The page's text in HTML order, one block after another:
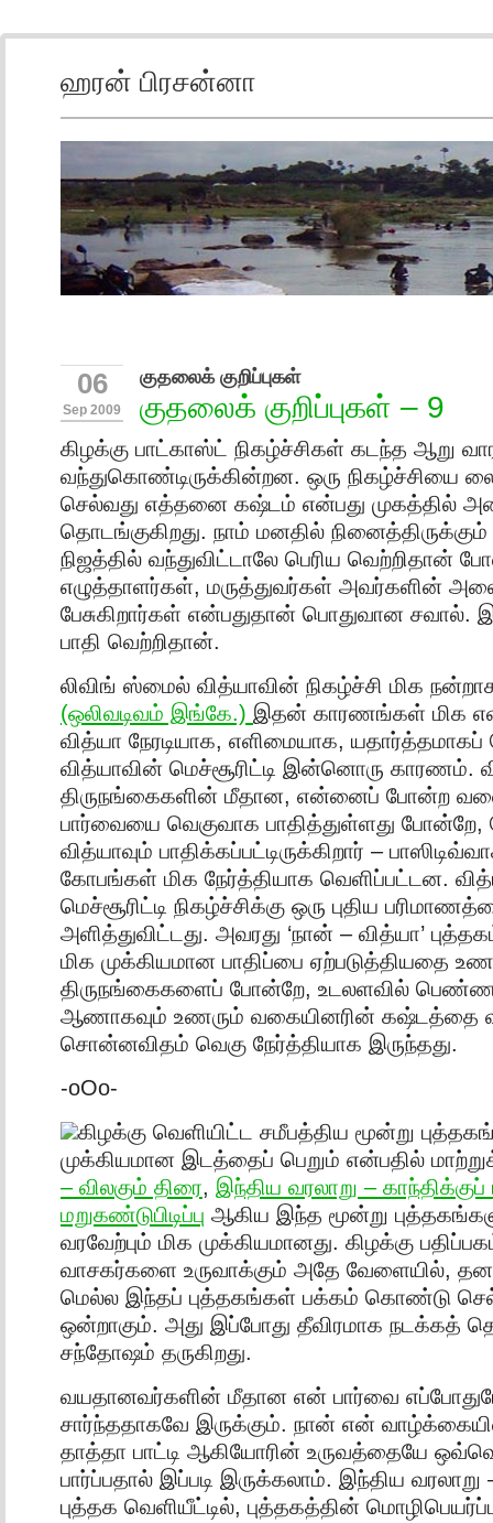
ஹரன் பிரசன்னா
06
Sep 2009
குதலைக் குறிப்புகள்
குதலைக் குறிப்புகள் – 9
கிழக்கு பாட்காஸ்ட் நிகழ்ச்சிகள் கடந்த ஆறு
வந்துகொண்டிருக்கின்றன. ஒரு நிகழ்ச்சியை
செல்வது எத்தனை கஷ்டம் என்பது முகத்தில்
தொடங்குகிறது. நாம் மனதில் நினைத்திருக்கும்
நிஜத்தில் வந்துவிட்டாலே பெரிய வெற்றிதான்
எழுத்தாளர்கள், மருத்துவர்கள் அவர்களின்
பேசுகிறார்கள் என்பதுதான் பொதுவான சவால்.
பாதி வெற்றிதான்.
லிவிங் ஸ்மைல் வித்யாவின் நிகழ்ச்சி மிக
(ஒலிவடிவம் இங்கே.) இதன் காரணங்கள் மிக
வித்யா நேரடியாக, எளிமையாக, யதார்த்தமாகப்
வித்யாவின் மெச்சூரிட்டி இன்னொரு காரணம்.
திருநங்கைகளின் மீதான, என்னைப் போன்ற
பார்வையை வெகுவாக பாதித்துள்ளது
வித்யாவும் பாதிக்கப்பட்டிருக்கிறார் –
கோபங்கள் மிக நேர்த்தியாக வெளிப்பட்டன.
மெச்சூரிட்டி நிகழ்ச்சிக்கு ஒரு புதிய
அளித்துவிட்டது. அவரது ‘நான் – வித்யா’
மிக முக்கியமான பாதிப்பை ஏற்படுத்தியதை
திருநங்கைகளைப் போன்றே, உடலளவில்
ஆணாகவும் உணரும் வகையினரின் கஷ்டத்தை
சொன்னவிதம் வெகு நேர்த்தியாக இருந்தது.
-oOo-
கிழக்கு வெளியிட்ட சமீபத்திய மூன்று
முக்கியமான இடத்தைப் பெறும் என்பதில்
– விலகும் திரை, இந்திய வரலாறு – காந்திக்குப்
மறுகண்டுபிடிப்பு ஆகிய இந்த மூன்று
வரவேற்பும் மிக முக்கியமானது. கிழக்கு
வாசகர்களை உருவாக்கும் அதே வேளையில்,
மெல்ல இந்தப் புத்தகங்கள் பக்கம் கொண்டு
ஒன்றாகும். அது இப்போது தீவிரமாக நடக்கத்
சந்தோஷம் தருகிறது.
வயதானவர்களின் மீதான என் பார்வை
சார்ந்ததாகவே இருக்கும். நான் என்
தாத்தா பாட்டி ஆகியோரின் உருவத்தையே
பார்ப்பதால் இப்படி இருக்கலாம். இந்திய வரலாறு
புத்தக வெளியீட்டில், புத்தகத்தின்